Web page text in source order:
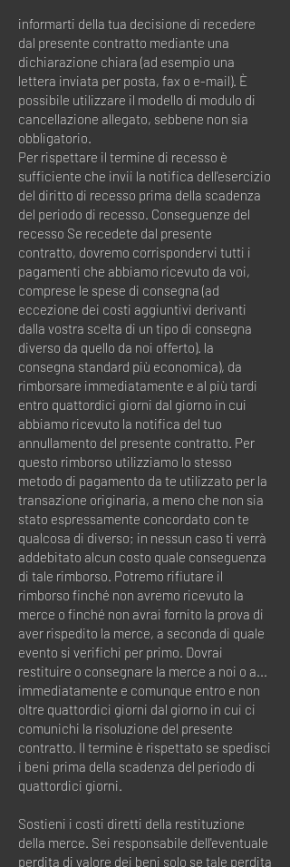
informarti della tua decisione di recedere
dal presente contratto mediante una
dichiarazione chiara (ad esempio una
lettera inviata per posta, fax o e-mail). È
possibile utilizzare il modello di modulo di
cancellazione allegato, sebbene non sia
obbligatorio.
Per rispettare il termine di recesso è
sufficiente che invii la notifica dell'esercizio
del diritto di recesso prima della scadenza
del periodo di recesso. Conseguenze del
recesso Se recedete dal presente
contratto, dovremo corrispondervi tutti i
pagamenti che abbiamo ricevuto da voi,
comprese le spese di consegna (ad
eccezione dei costi aggiuntivi derivanti
dalla vostra scelta di un tipo di consegna
diverso da quello da noi offerto). la
consegna standard più economica), da
rimborsare immediatamente e al più tardi
entro quattordici giorni dal giorno in cui
abbiamo ricevuto la notifica del tuo
annullamento del presente contratto. Per
questo rimborso utilizziamo lo stesso
metodo di pagamento da te utilizzato per la
transazione originaria, a meno che non sia
stato espressamente concordato con te
qualcosa di diverso; in nessun caso ti verrà
addebitato alcun costo quale conseguenza
di tale rimborso. Potremo rifiutare il
rimborso finché non avremo ricevuto la
merce o finché non avrai fornito la prova di
aver rispedito la merce, a seconda di quale
evento si verifichi per primo. Dovrai
restituire o consegnare la merce a noi o a...
immediatamente e comunque entro e non
oltre quattordici giorni dal giorno in cui ci
comunichi la risoluzione del presente
contratto. Il termine è rispettato se spedisci
i beni prima della scadenza del periodo di
quattordici giorni.
Sostieni i costi diretti della restituzione
della merce. Sei responsabile dell'eventuale
perdita di valore dei beni solo se tale perdita